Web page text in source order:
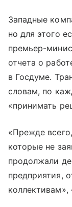
Западные
но для этого
премьер-
отчета о
в Госдуме.
словам, по
«принимать
«Прежде
которые не
продолжали
предприятия,